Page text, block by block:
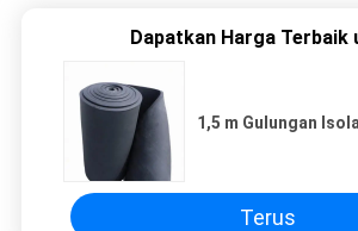
Dapatkan Harga Terbaik
1,5 m Gulungan
Terus